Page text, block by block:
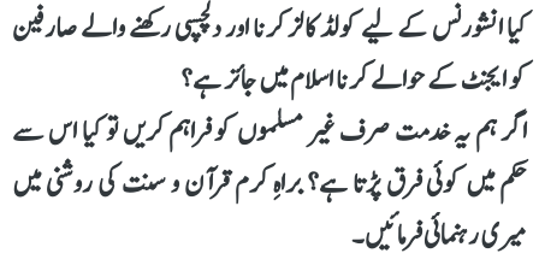
کیا انشورنس کے لیے کولڈ کالز کرنا اور دلچسپی رکھنے والے صارفین
کو ایجنٹ کے حوالے کرنا اسلام میں جائز ہے؟
اگر ہم یہ خدمت صرف غیر مسلموں کو فراہم کریں تو کیا اس سے
حکم میں کوئی فرق پڑتا ہے؟ براہِ کرم قرآن و سنت کی روشنی میں
میری رہنمائی فرمائیں۔